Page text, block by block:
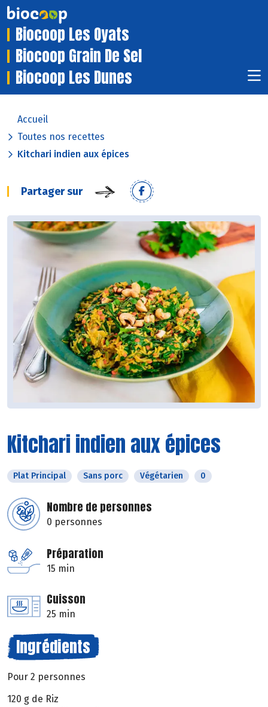
Biocoop Les Oyats
Biocoop Grain De Sel
Biocoop Les Dunes
Accueil
Toutes nos recettes
Kitchari indien aux épices
Partager sur
Kitchari indien aux épices
Plat Principal Sans porc Végétarien 0
Nombre de personnes
0 personnes
Préparation
15 min
Cuisson
25 min
Ingrédients
Pour 2 personnes
120 g de Riz